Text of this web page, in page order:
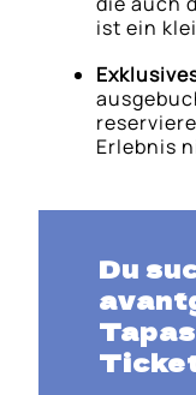
ist ein
Erlebnis
Du